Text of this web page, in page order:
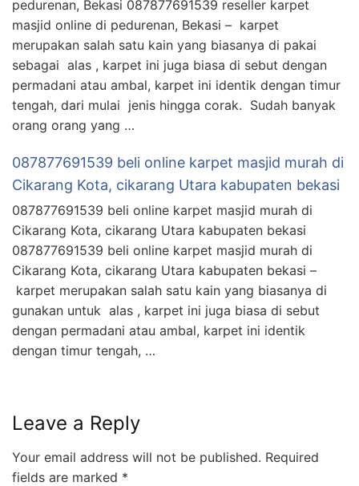
pedurenan, Bekasi 087877691539 reseller karpet
masjid online di pedurenan, Bekasi – karpet
merupakan salah satu kain yang biasanya di pakai
sebagai alas , karpet ini juga biasa di sebut dengan
permadani atau ambal, karpet ini identik dengan timur
tengah, dari mulai jenis hingga corak. Sudah banyak
orang orang yang …
087877691539 beli online karpet masjid murah di
Cikarang Kota, cikarang Utara kabupaten bekasi
087877691539 beli online karpet masjid murah di
Cikarang Kota, cikarang Utara kabupaten bekasi
087877691539 beli online karpet masjid murah di
Cikarang Kota, cikarang Utara kabupaten bekasi –
karpet merupakan salah satu kain yang biasanya di
gunakan untuk alas , karpet ini juga biasa di sebut
dengan permadani atau ambal, karpet ini identik
dengan timur tengah, …
Leave a Reply
Your email address will not be published. Required
fields are marked *